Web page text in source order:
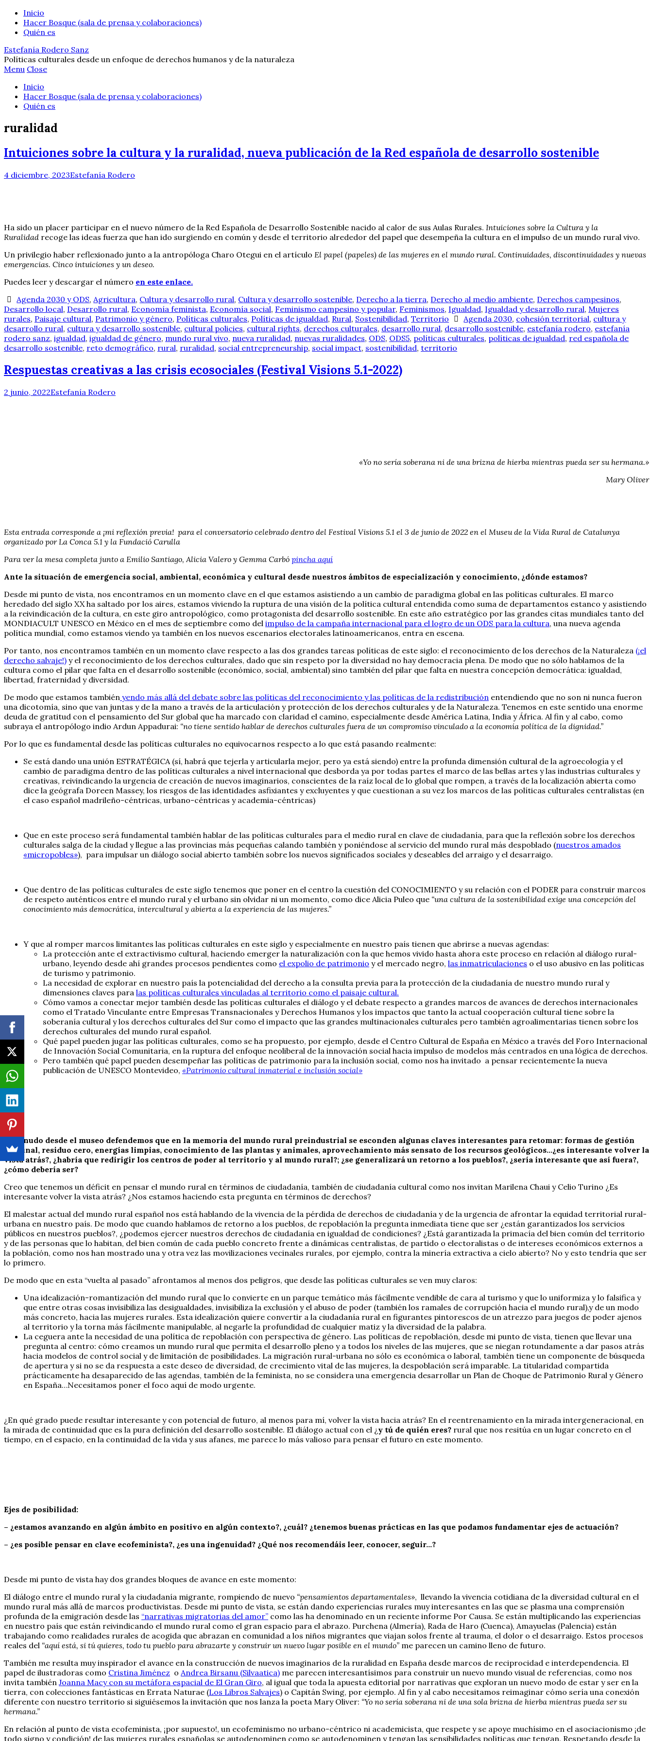
Inicio
Hacer Bosque (sala de prensa y colaboraciones)
Quién es
Estefanía Rodero Sanz
Políticas culturales desde un enfoque de derechos humanos y de la naturaleza
Menu Close
Inicio
Hacer Bosque (sala de prensa y colaboraciones)
Quién es
ruralidad
Intuiciones sobre la cultura y la ruralidad, nueva publicación de la Red española de desarrollo sostenible
4 diciembre, 2023Estefanía Rodero
Ha sido un placer participar en el nuevo número de la Red Española de Desarrollo Sostenible nacido al calor de sus Aulas Rurales. Intuiciones sobre la Cultura y la
Ruralidad recoge las ideas fuerza que han ido surgiendo en común y desde el territorio alrededor del papel que desempeña la cultura en el impulso de un mundo rural vivo.
Un privilegio haber reflexionado junto a la antropóloga Charo Otegui en el artículo El papel (papeles) de las mujeres en el mundo rural. Continuidades, discontinuidades y nuevas
emergencias. Cinco intuiciones y un deseo.
Puedes leer y descargar el número en este enlace.
Agenda 2030 y ODS, Agricultura, Cultura y desarrollo rural, Cultura y desarrollo sostenible, Derecho a la tierra, Derecho al medio ambiente, Derechos campesinos,
Desarrollo local, Desarrollo rural, Economía feminista, Economía social, Feminismo campesino y popular, Feminismos, Igualdad, Igualdad y desarrollo rural, Mujeres
rurales, Paisaje cultural, Patrimonio y género, Políticas culturales, Políticas de igualdad, Rural, Sostenibilidad, Territorio Agenda 2030, cohesión territorial, cultura y
desarrollo rural, cultura y desarrollo sostenible, cultural policies, cultural rights, derechos culturales, desarrollo rural, desarrollo sostenible, estefanía rodero, estefanía
rodero sanz, igualdad, igualdad de género, mundo rural vivo, nueva ruralidad, nuevas ruralidades, ODS, ODS5, políticas culturales, políticas de igualdad, red española de
desarrollo sostenible, reto demográfico, rural, ruralidad, social entrepreneurship, social impact, sostenibilidad, territorio
Respuestas creativas a las crisis ecosociales (Festival Visions 5.1-2022)
2 junio, 2022Estefanía Rodero
«Yo no sería soberana ni de una brizna de hierba mientras pueda ser su hermana.»
Mary Oliver
Esta entrada corresponde a ¡mi reflexión previa! para el conversatorio celebrado dentro del Festival Visions 5.1 el 3 de junio de 2022 en el Museu de la Vida Rural de Catalunya
organizado por La Conca 5.1 y la Fundació Carulla
Para ver la mesa completa junto a Emilio Santiago, Alicia Valero y Gemma Carbó pincha aquí
Ante la situación de emergencia social, ambiental, económica y cultural desde nuestros ámbitos de especialización y conocimiento, ¿dónde estamos?
Desde mi punto de vista, nos encontramos en un momento clave en el que estamos asistiendo a un cambio de paradigma global en las políticas culturales. El marco
heredado del siglo XX ha saltado por los aires, estamos viviendo la ruptura de una visión de la política cultural entendida como suma de departamentos estanco y asistiendo
a la reivindicación de la cultura, en este giro antropológico, como protagonista del desarrollo sostenible. En este año estratégico por las grandes citas mundiales tanto del
MONDIACULT UNESCO en México en el mes de septiembre como del impulso de la campaña internacional para el logro de un ODS para la cultura, una nueva agenda
política mundial, como estamos viendo ya también en los nuevos escenarios electorales latinoamericanos, entra en escena.
Por tanto, nos encontramos también en un momento clave respecto a las dos grandes tareas políticas de este siglo: el reconocimiento de los derechos de la Naturaleza (¡el
derecho salvaje!) y el reconocimiento de los derechos culturales, dado que sin respeto por la diversidad no hay democracia plena. De modo que no sólo hablamos de la
cultura como el pilar que falta en el desarrollo sostenible (económico, social, ambiental) sino también del pilar que falta en nuestra concepción democrática: igualdad,
libertad, fraternidad y diversidad.
De modo que estamos también yendo más allá del debate sobre las políticas del reconocimiento y las políticas de la redistribución entendiendo que no son ni nunca fueron
una dicotomía, sino que van juntas y de la mano a través de la articulación y protección de los derechos culturales y de la Naturaleza. Tenemos en este sentido una enorme
deuda de gratitud con el pensamiento del Sur global que ha marcado con claridad el camino, especialmente desde América Latina, India y África. Al fin y al cabo, como
subraya el antropólogo indio Ardun Appadurai: “no tiene sentido hablar de derechos culturales fuera de un compromiso vinculado a la economía política de la dignidad.”
Por lo que es fundamental desde las políticas culturales no equivocarnos respecto a lo que está pasando realmente:
Se está dando una unión ESTRATÉGICA (sí, habrá que tejerla y articularla mejor, pero ya está siendo) entre la profunda dimensión cultural de la agroecología y el
cambio de paradigma dentro de las políticas culturales a nivel internacional que desborda ya por todas partes el marco de las bellas artes y las industrias culturales y
creativas, reivindicando la urgencia de creación de nuevos imaginarios, conscientes de la raíz local de lo global que rompen, a través de la localización abierta como
dice la geógrafa Doreen Massey, los riesgos de las identidades asfixiantes y excluyentes y que cuestionan a su vez los marcos de las políticas culturales centralistas (en
el caso español madrileño-céntricas, urbano-céntricas y academia-céntricas)
Que en este proceso será fundamental también hablar de las políticas culturales para el medio rural en clave de ciudadanía, para que la reflexión sobre los derechos
culturales salga de la ciudad y llegue a las provincias más pequeñas calando también y poniéndose al servicio del mundo rural más despoblado (nuestros amados
«micropobles»), para impulsar un diálogo social abierto también sobre los nuevos significados sociales y deseables del arraigo y el desarraigo.
Que dentro de las políticas culturales de este siglo tenemos que poner en el centro la cuestión del CONOCIMIENTO y su relación con el PODER para construir marcos
de respeto auténticos entre el mundo rural y el urbano sin olvidar ni un momento, como dice Alicia Puleo que “una cultura de la sostenibilidad exige una concepción del
conocimiento más democrática, intercultural y abierta a la experiencia de las mujeres.”
Y que al romper marcos limitantes las políticas culturales en este siglo y especialmente en nuestro país tienen que abrirse a nuevas agendas:
La protección ante el extractivismo cultural, haciendo emerger la naturalización con la que hemos vivido hasta ahora este proceso en relación al diálogo rural-
urbano, leyendo desde ahí grandes procesos pendientes como el expolio de patrimonio y el mercado negro, las inmatriculaciones o el uso abusivo en las políticas
de turismo y patrimonio.
La necesidad de explorar en nuestro país la potencialidad del derecho a la consulta previa para la protección de la ciudadanía de nuestro mundo rural y
dimensiones claves para las políticas culturales vinculadas al territorio como el paisaje cultural.
Cómo vamos a conectar mejor también desde las políticas culturales el diálogo y el debate respecto a grandes marcos de avances de derechos internacionales
como el Tratado Vinculante entre Empresas Transnacionales y Derechos Humanos y los impactos que tanto la actual cooperación cultural tiene sobre la
soberanía cultural y los derechos culturales del Sur como el impacto que las grandes multinacionales culturales pero también agroalimentarias tienen sobre los
derechos culturales del mundo rural español.
Qué papel pueden jugar las políticas culturales, como se ha propuesto, por ejemplo, desde el Centro Cultural de España en México a través del Foro Internacional
de Innovación Social Comunitaria, en la ruptura del enfoque neoliberal de la innovación social hacia impulso de modelos más centrados en una lógica de derechos.
Pero también qué papel pueden desempeñar las políticas de patrimonio para la inclusión social, como nos ha invitado a pensar recientemente la nueva
publicación de UNESCO Montevideo, «Patrimonio cultural inmaterial e inclusión social»
A menudo desde el museo defendemos que en la memoria del mundo rural preindustrial se esconden algunas claves interesantes para retomar: formas de gestión
comunal, residuo cero, energías limpias, conocimiento de las plantas y animales, aprovechamiento más sensato de los recursos geológicos…¿es interesante volver la
vista atrás?, ¿habría que redirigir los centros de poder al territorio y al mundo rural?; ¿se generalizará un retorno a los pueblos?, ¿sería interesante que así fuera?,
¿cómo debería ser?
Creo que tenemos un déficit en pensar el mundo rural en términos de ciudadanía, también de ciudadanía cultural como nos invitan Marilena Chaui y Celio Turino ¿Es
interesante volver la vista atrás? ¿Nos estamos haciendo esta pregunta en términos de derechos?
El malestar actual del mundo rural español nos está hablando de la vivencia de la pérdida de derechos de ciudadanía y de la urgencia de afrontar la equidad territorial rural-
urbana en nuestro país. De modo que cuando hablamos de retorno a los pueblos, de repoblación la pregunta inmediata tiene que ser ¿están garantizados los servicios
públicos en nuestros pueblos?, ¿podemos ejercer nuestros derechos de ciudadanía en igualdad de condiciones? ¿Está garantizada la primacía del bien común del territorio
y de las personas que lo habitan, del bien común de cada pueblo concreto frente a dinámicas centralistas, de partido o electoralistas o de intereses económicos externos a
la población, como nos han mostrado una y otra vez las movilizaciones vecinales rurales, por ejemplo, contra la minería extractiva a cielo abierto? No y esto tendría que ser
lo primero.
De modo que en esta “vuelta al pasado” afrontamos al menos dos peligros, que desde las políticas culturales se ven muy claros:
Una idealización-romantización del mundo rural que lo convierte en un parque temático más fácilmente vendible de cara al turismo y que lo uniformiza y lo falsifica y
que entre otras cosas invisibiliza las desigualdades, invisibiliza la exclusión y el abuso de poder (también los ramales de corrupción hacia el mundo rural),y de un modo
más concreto, hacia las mujeres rurales. Esta idealización quiere convertir a la ciudadanía rural en figurantes pintorescos de un atrezzo para juegos de poder ajenos
al territorio y la torna más fácilmente manipulable, al negarle la profundidad de cualquier matiz y la diversidad de la palabra.
La ceguera ante la necesidad de una política de repoblación con perspectiva de género. Las políticas de repoblación, desde mi punto de vista, tienen que llevar una
pregunta al centro: cómo creamos un mundo rural que permita el desarrollo pleno y a todos los niveles de las mujeres, que se niegan rotundamente a dar pasos atrás
hacia modelos de control social y de limitación de posibilidades. La migración rural-urbana no sólo es económica o laboral, también tiene un componente de búsqueda
de apertura y si no se da respuesta a este deseo de diversidad, de crecimiento vital de las mujeres, la despoblación será imparable. La titularidad compartida
prácticamente ha desaparecido de las agendas, también de la feminista, no se considera una emergencia desarrollar un Plan de Choque de Patrimonio Rural y Género
en España…Necesitamos poner el foco aquí de modo urgente.
¿En qué grado puede resultar interesante y con potencial de futuro, al menos para mí, volver la vista hacia atrás? En el reentrenamiento en la mirada intergeneracional, en
la mirada de continuidad que es la pura definición del desarrollo sostenible. El diálogo actual con el ¿y tú de quién eres? rural que nos resitúa en un lugar concreto en el
tiempo, en el espacio, en la continuidad de la vida y sus afanes, me parece lo más valioso para pensar el futuro en este momento.
Ejes de posibilidad:
– ¿estamos avanzando en algún ámbito en positivo en algún contexto?, ¿cuál? ¿tenemos buenas prácticas en las que podamos fundamentar ejes de actuación?
– ¿es posible pensar en clave ecofeminista?, ¿es una ingenuidad? ¿Qué nos recomendáis leer, conocer, seguir…?
Desde mi punto de vista hay dos grandes bloques de avance en este momento:
El diálogo entre el mundo rural y la ciudadanía migrante, rompiendo de nuevo “pensamientos departamentales», llevando la vivencia cotidiana de la diversidad cultural en el
mundo rural más allá de marcos productivistas. Desde mi punto de vista, se están dando experiencias rurales muy interesantes en las que se plasma una comprensión
profunda de la emigración desde las “narrativas migratorias del amor” como las ha denominado en un reciente informe Por Causa. Se están multiplicando las experiencias
en nuestro país que están reivindicando el mundo rural como el gran espacio para el abrazo. Purchena (Almería), Rada de Haro (Cuenca), Amayuelas (Palencia) están
trabajando como realidades rurales de acogida que abrazan en comunidad a los niños migrantes que viajan solos frente al trauma, el dolor o el desarraigo. Estos procesos
reales del “aquí está, si tú quieres, todo tu pueblo para abrazarte y construir un nuevo lugar posible en el mundo” me parecen un camino lleno de futuro.
También me resulta muy inspirador el avance en la construcción de nuevos imaginarios de la ruralidad en España desde marcos de reciprocidad e interdependencia. El
papel de ilustradoras como Cristina Jiménez o Andrea Birsanu (Silvaatica) me parecen interesantísimos para construir un nuevo mundo visual de referencias, como nos
invita también Joanna Macy con su metáfora espacial de El Gran Giro, al igual que toda la apuesta editorial por narrativas que exploran un nuevo modo de estar y ser en la
tierra, con colecciones fantásticas en Errata Naturae (Los Libros Salvajes) o Capitán Swing, por ejemplo. Al fin y al cabo necesitamos reimaginar cómo sería una conexión
diferente con nuestro territorio si siguiésemos la invitación que nos lanza la poeta Mary Oliver: “Yo no sería soberana ni de una sola brizna de hierba mientras pueda ser su
hermana.”
En relación al punto de vista ecofeminista, ¡por supuesto!, un ecofeminismo no urbano-céntrico ni academicista, que respete y se apoye muchísimo en el asociacionismo ¡de
todo signo y condición! de las mujeres rurales españolas se autodenominen como se autodenominen y tengan las sensibilidades políticas que tengan. Respetando desde la